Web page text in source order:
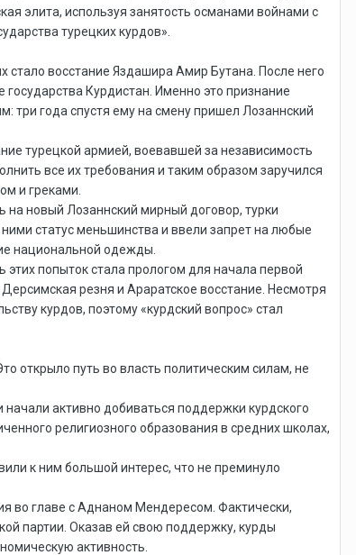
элита, используя занятость османами войнами с
турецких курдов».
восстание Яздашира Амир Бутана. После него
Курдистан. Именно это признание
три года спустя ему на смену пришел Лозаннский
турецкой армией, воевавшей за независимость
все их требования и таким образом заручился
и греками.
на новый Лозаннский мирный договор, турки
статус меньшинства и ввели запрет на любые
национальной одежды.
попыток стала прологом для начала первой
резня и Араратское восстание. Несмотря
курдов, поэтому «курдский вопрос» стал
открыло путь во власть политическим силам, не
начали активно добиваться поддержки курдского
религиозного образования в средних школах,
к ним большой интерес, что не преминуло
во главе с Аднаном Мендересом. Фактически,
партии. Оказав ей свою поддержку, курды
активность.